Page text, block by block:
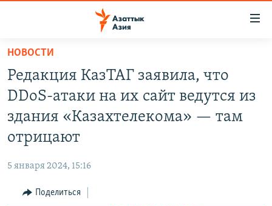
Вернуться
основному
содержанию
главной
Вернутся
поиску
НОВОСТИ
ВОЙНА В УКРАИНЕ
КЫРГЫЗЧА
ЎЗБЕКЧА
ПОДПИШИТЕСЬ НА НАС В СОЦСЕТЯХ
НОВОСТИ
Редакция КазТАГ заявила, что
DDoS-атаки на их сайт ведутся из
здания «Казахтелекома» — там
отрицают
5 января 2024, 15:16
Поделиться